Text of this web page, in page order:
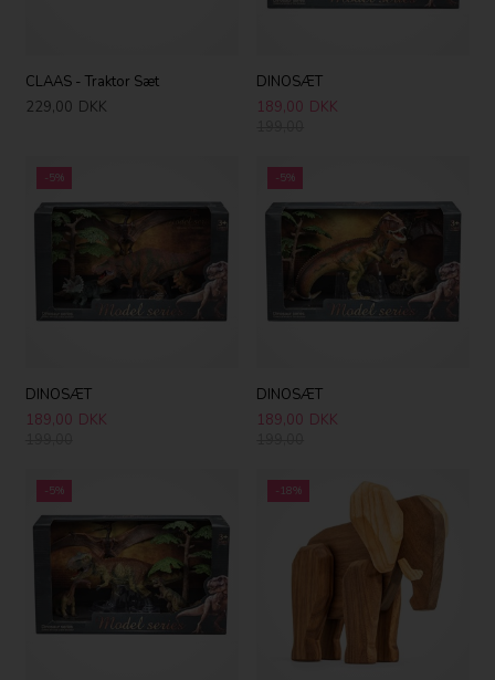
CLAAS - Traktor Sæt
229,00 DKK
DINOSÆT
189,00 DKK
-5%
DINOSÆT
189,00 DKK
-5%
DINOSÆT
189,00 DKK
-5% -18%